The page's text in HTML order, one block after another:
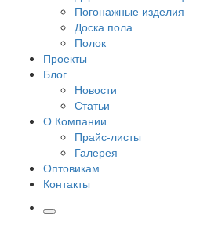
Погонажные изделия
Доска пола
Полок
Проекты
Блог
Новости
Статьи
О Компании
Прайс-листы
Галерея
Оптовикам
Контакты